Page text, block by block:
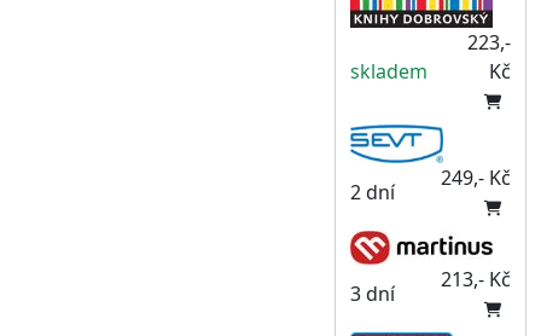
skladem
223,-
Kč
2 dní
249,- Kč
3 dní
213,- Kč